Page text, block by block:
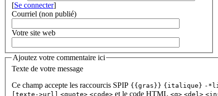
[Se connecter]
Courriel (non publié)
Votre site web
Ajoutez votre commentaire ici
Texte de votre message
Ce champ accepte les raccourcis SPIP {{gras}} {italique} -
[texte->url]
<quote> <code> et le code HTML <q> <del>